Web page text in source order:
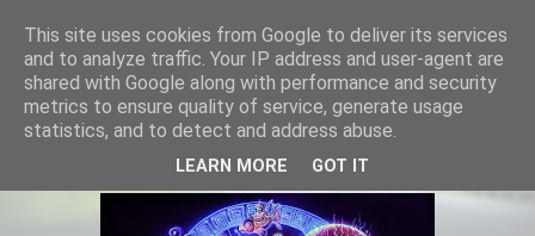
Andělé a blázni
This site uses cookies from Google to deliver its services
and to analyze traffic. Your IP address and user-agent are
shared with Google along with performance and security
metrics to ensure quality of service, generate usage
statistics, and to detect and address abuse.
LEARN MORE GOT IT